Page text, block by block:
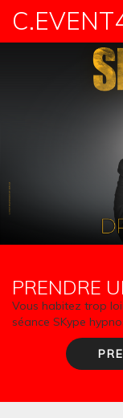
PRENDRE
Vous habitez trop
séance SKype